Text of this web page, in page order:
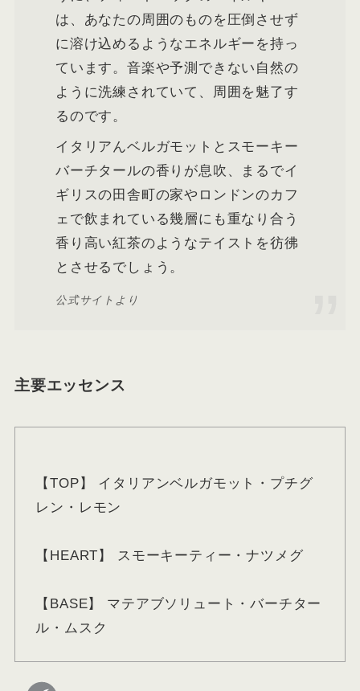
は、あなたの周囲のものを圧倒させず
に溶け込めるようなエネルギーを持っ
ています。音楽や予測できない自然の
ように洗練されていて、周囲を魅了す
るのです。
イタリアんベルガモットとスモーキー
バーチタールの香りが息吹、まるでイ
ギリスの田舎町の家やロンドンのカフ
ェで飲まれている幾層にも重なり合う
香り高い紅茶のようなテイストを彷彿
とさせるでしょう。
公式サイトより
主要エッセンス
【TOP】 イタリアンベルガモット・プチグ
レン・レモン
【HEART】 スモーキーティー・ナツメグ
【BASE】 マテアブソリュート・バーチター
ル・ムスク